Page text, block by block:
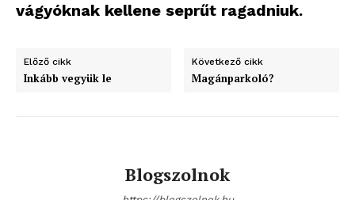
vágyóknak kellene seprűt ragadniuk.
Előző cikk
Inkább vegyük le
Következő cikk
Magánparkoló?
Blogszolnok